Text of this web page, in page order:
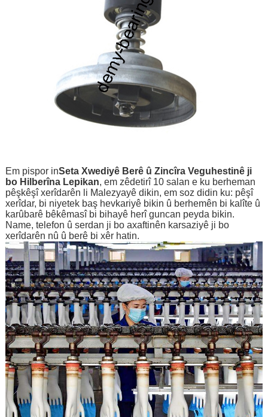
Em pispor inSeta Xwediyê Berê û Zincîra Veguhestinê ji
bo Hilberîna Lepikan, em zêdetirî 10 salan e ku berheman
pêşkêşî xerîdarên li Malezyayê dikin, em soz didin ku: pêşî
xerîdar, bi niyetek baş hevkariyê bikin û berhemên bi kalîte û
karûbarê bêkêmasî bi bihayê herî guncan peyda bikin.
Name, telefon û serdan ji bo axaftinên karsaziyê ji bo
xerîdarên nû û berê bi xêr hatin.